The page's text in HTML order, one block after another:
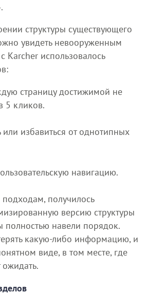
структуры существующего
увидеть невооруженным
Karcher использовалось
страницу достижимой не
5 кликов.
избавиться от однотипных
навигацию.
получилось
версию структуры
полностью навели порядок.
какую-либо информацию, и
виде, в том месте, где
ожидать.